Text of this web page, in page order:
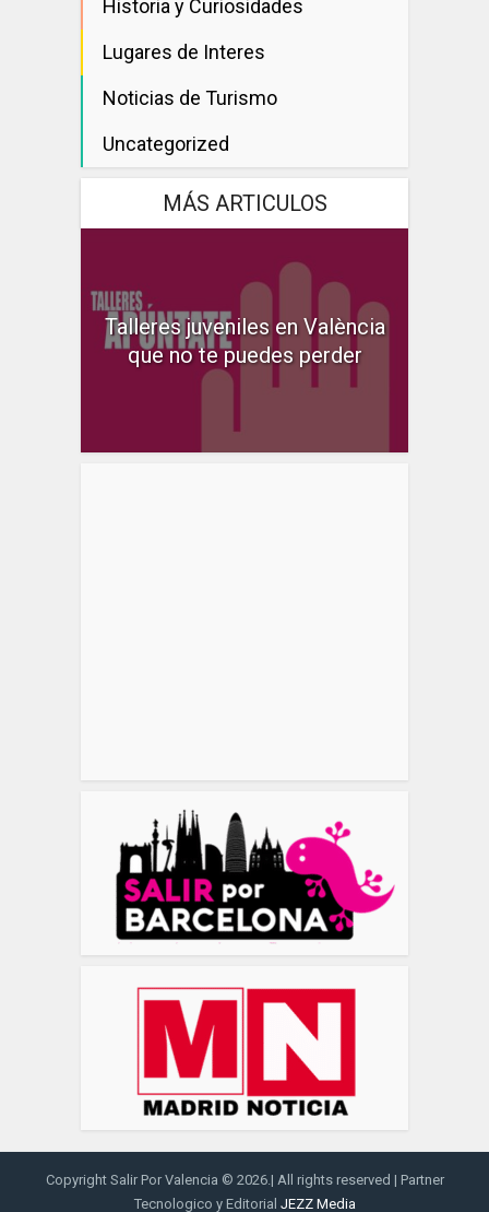
Historia y Curiosidades
Lugares de Interes
Noticias de Turismo
Uncategorized
MÁS ARTICULOS
Talleres juveniles en València
que no te puedes perder
Copyright Salir Por Valencia © 2026.| All rights reserved | Partner
Tecnologico y Editorial JEZZ Media